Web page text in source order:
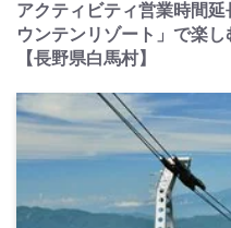
アクティビティ営業時間
ウンテンリゾート」で楽
【長野県白馬村】